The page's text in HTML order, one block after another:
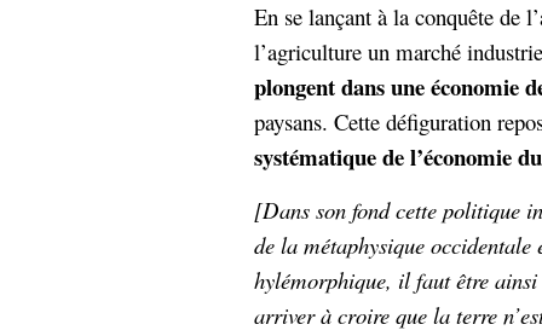
En se lançant à la conquête de
l’agriculture un marché
plongent dans une économie
paysans. Cette défiguration
systématique de l’économie
[Dans son fond cette politique
de la métaphysique occidentale
hylémorphique, il faut être ainsi
arriver à croire que la terre